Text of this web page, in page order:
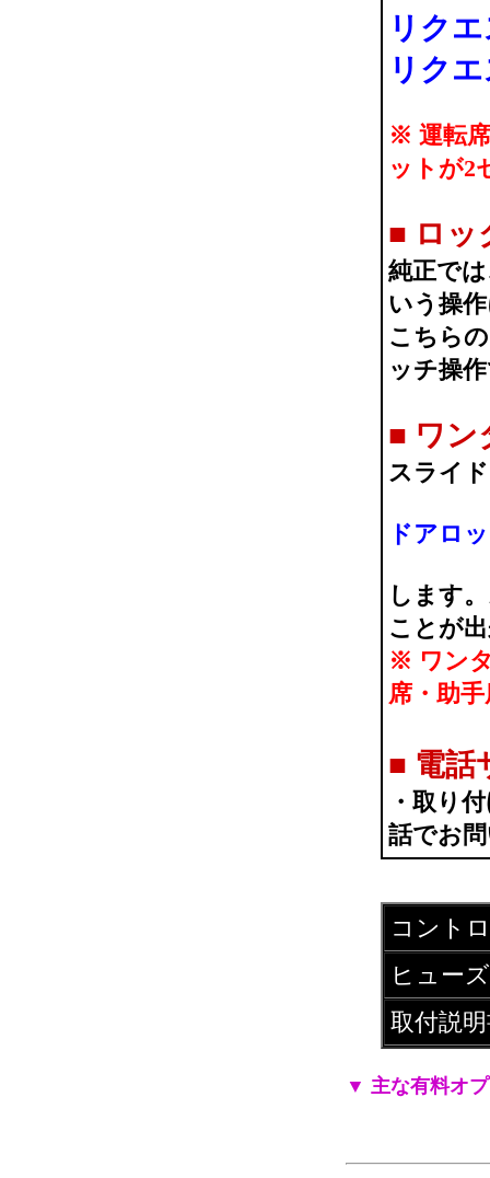
リク
リク
※ 運転
ットが2
■ ロッ
純正で
いう操
こちら
ッチ操
■ ワン
スライ
ドアロ
します
ことが
※ ワン
席・助
■ 電話
・取り
話でお
コント
ヒュー
取付説
▼ 主な有料オ